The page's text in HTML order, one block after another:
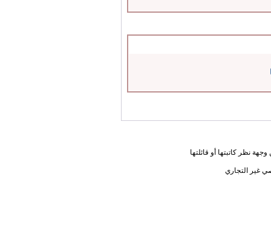
نظر كاتبتها أو قائلتها
غير التجاري